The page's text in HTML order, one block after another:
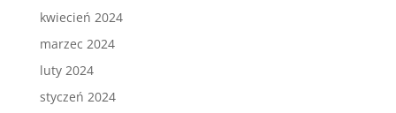
kwiecień 2024
marzec 2024
luty 2024
styczeń 2024